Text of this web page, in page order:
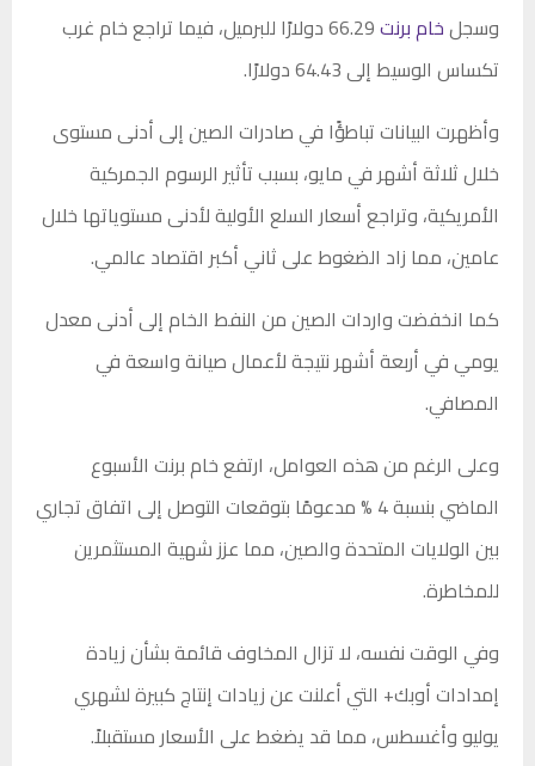
وسجلخام برنت
66.29 دولارًا للبرميل، فيما تراجع خام غرب
تكساس الوسيط إلى 64.43 دولارًا.
وأظهرت البيانات تباطؤًا في صادرات الصين إلى أدنى مستوى
خلال ثلاثة أشهر في مايو، بسبب تأثير الرسوم الجمركية
الأمريكية، وتراجع أسعار السلع الأولية لأدنى مستوياتها خلال
عامين، مما زاد الضغوط على ثاني أكبر اقتصاد عالمي.
كما انخفضت واردات الصين من النفط الخام إلى أدنى معدل
يومي في أربعة أشهر نتيجة لأعمال صيانة واسعة في
المصافي.
وعلى الرغم من هذه العوامل، ارتفع خام برنت الأسبوع
الماضي بنسبة 4 % مدعومًا بتوقعات التوصل إلى اتفاق تجاري
بين الولايات المتحدة والصين، مما عزز شهية المستثمرين
للمخاطرة.
وفي الوقت نفسه، لا تزال المخاوف قائمة بشأن زيادة
إمدادات أوبك+ التي أعلنت عن زيادات إنتاج كبيرة لشهري
يوليو وأغسطس، مما قد يضغط على الأسعار مستقبلاً.